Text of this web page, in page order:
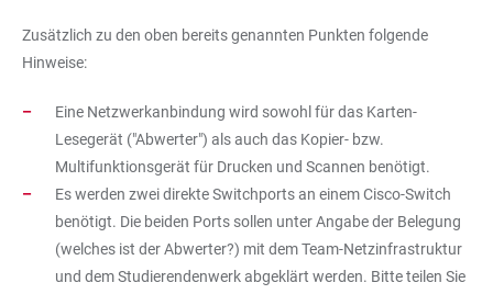
Zusätzlich zu den oben bereits genannten Punkten folgende
Hinweise:
Eine Netzwerkanbindung wird sowohl für das Karten-
Lesegerät ("Abwerter") als auch das Kopier- bzw.
Multifunktionsgerät für Drucken und Scannen benötigt.
Es werden zwei direkte Switchports an einem Cisco-Switch
benötigt. Die beiden Ports sollen unter Angabe der Belegung
(welches ist der Abwerter?) mit dem Team-Netzinfrastruktur
und dem Studierendenwerk abgeklärt werden. Bitte teilen Sie